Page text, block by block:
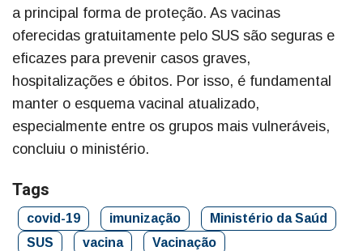
a principal forma de proteção. As vacinas
oferecidas gratuitamente pelo SUS são seguras e
eficazes para prevenir casos graves,
hospitalizações e óbitos. Por isso, é fundamental
manter o esquema vacinal atualizado,
especialmente entre os grupos mais vulneráveis,
concluiu o ministério.
Tags
covid-19 imunização
Ministério da Saúd
SUS
vacina Vacinação